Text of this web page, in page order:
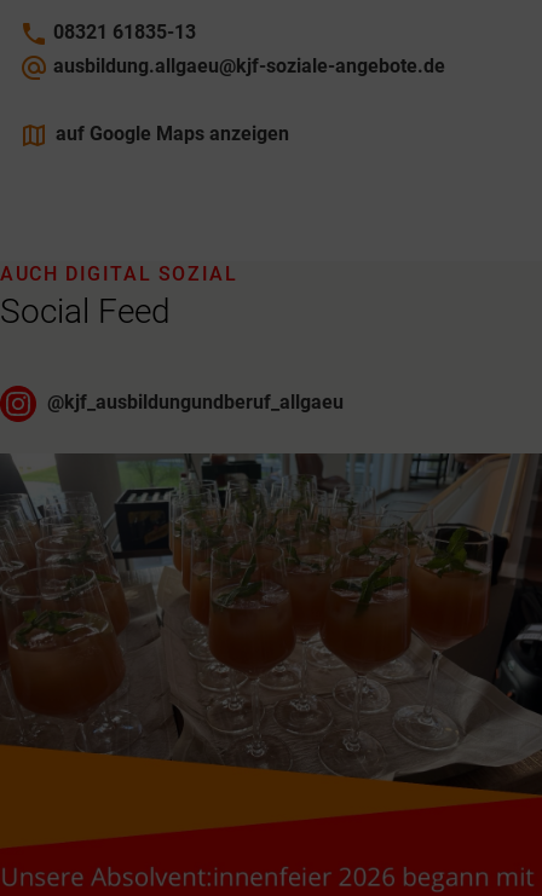
phone 08321 61835-13
alternate_email ausbildung.allgaeu@kjf-soziale-angebote.de
mapsauf Google Maps anzeigen
Social Feed
AUCH DIGITAL SOZIAL
@kjf_ausbildungundberuf_allgaeu